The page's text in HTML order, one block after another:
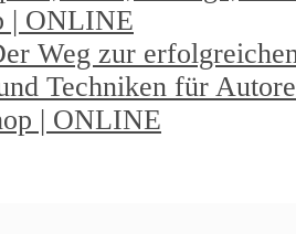
| ONLINE
Weg zur
Techniken für
| ONLINE